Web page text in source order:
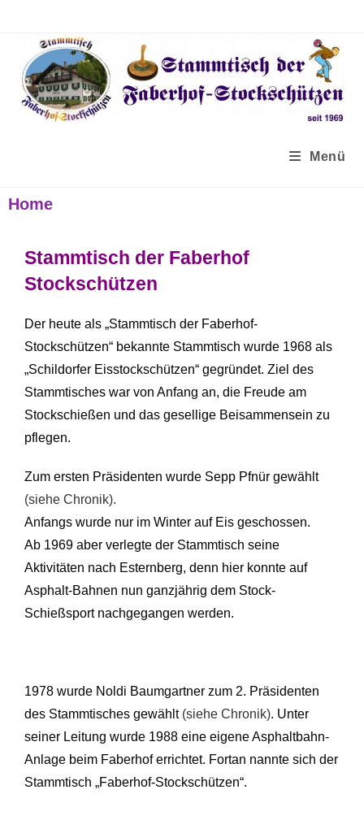
Menü
Home
Stammtisch der Faberhof
Stockschützen
Der heute als „Stammtisch der Faberhof-
Stockschützen“ bekannte Stammtisch wurde 1968 als
„Schildorfer Eisstockschützen“ gegründet. Ziel des
Stammtisches war von Anfang an, die Freude am
Stockschießen und das gesellige Beisammensein zu
pflegen.
Zum ersten Präsidenten wurde Sepp Pfnür gewählt
(siehe Chronik).
Anfangs wurde nur im Winter auf Eis geschossen.
Ab 1969 aber verlegte der Stammtisch seine
Aktivitäten nach Esternberg, denn hier konnte auf
Asphalt-Bahnen nun ganzjährig dem Stock-
Schießsport nachgegangen werden.
1978 wurde Noldi Baumgartner zum 2. Präsidenten
des Stammtisches gewählt (siehe Chronik). Unter
seiner Leitung wurde 1988 eine eigene Asphaltbahn-
Anlage beim Faberhof errichtet. Fortan nannte sich der
Stammtisch „Faberhof-Stockschützen“.